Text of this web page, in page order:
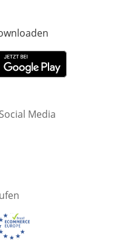
in neuem Fenster
Media
neuem Fenster
Fenster
Öffnet in neuem Fenster